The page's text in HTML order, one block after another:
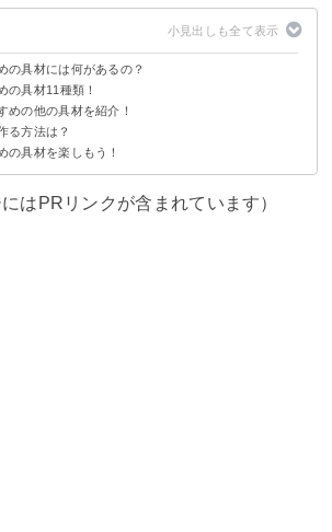
の具材には何があるの？
の具材11種類！
めの他の具材を紹介！
る方法は？
の具材を楽しもう！
にはPRリンクが含まれています）